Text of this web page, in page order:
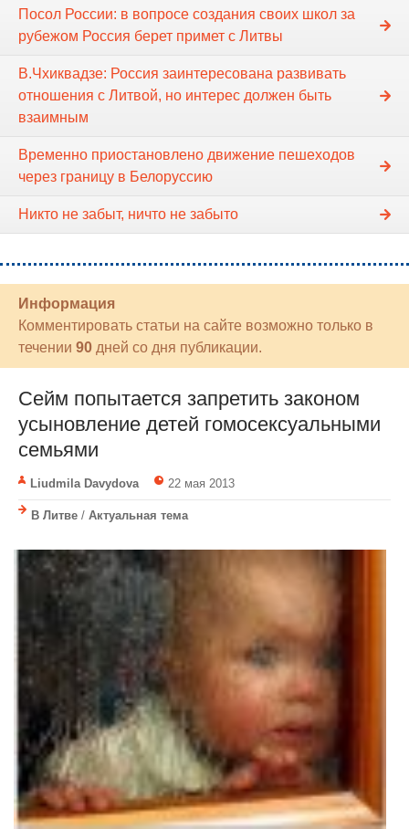
Посол России: в вопросе создания своих школ за
рубежом Россия берет примет с Литвы
В.Чхиквадзе: Россия заинтересована развивать
отношения с Литвой, но интерес должен быть
взаимным
Временно приостановлено движение пешеходов
через границу в Белоруссию
Никто не забыт, ничто не забыто
Информация
Комментировать статьи на сайте возможно только в
течении 90 дней со дня публикации.
Сейм попытается запретить законом
усыновление детей гомосексуальными
семьями
Liudmila Davydova 22 мая 2013
В Литве / Актуальная тема